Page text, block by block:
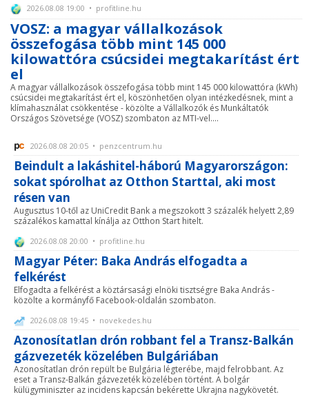
2026.08.08 19:00 • profitline.hu
VOSZ: a magyar vállalkozások
összefogása több mint 145 000
kilowattóra csúcsidei megtakarítást ért
el
A magyar vállalkozások összefogása több mint 145 000 kilowattóra (kWh)
csúcsidei megtakarítást ért el, köszönhetően olyan intézkedésnek, mint a
klímahasználat csökkentése - közölte a Vállalkozók és Munkáltatók
Országos Szövetsége (VOSZ) szombaton az MTI-vel....
2026.08.08 20:05 • penzcentrum.hu
Beindult a lakáshitel-háború Magyarországon:
sokat spórolhat az Otthon Starttal, aki most
résen van
Augusztus 10-től az UniCredit Bank a megszokott 3 százalék helyett 2,89
százalékos kamattal kínálja az Otthon Start hitelt.
2026.08.08 20:00 • profitline.hu
Magyar Péter: Baka András elfogadta a
felkérést
Elfogadta a felkérést a köztársasági elnöki tisztségre Baka András -
közölte a kormányfő Facebook-oldalán szombaton.
2026.08.08 19:45 • novekedes.hu
Azonosítatlan drón robbant fel a Transz-Balkán
gázvezeték közelében Bulgáriában
Azonosítatlan drón repült be Bulgária légterébe, majd felrobbant. Az
eset a Transz-Balkán gázvezeték közelében történt. A bolgár
külügyminiszter az incidens kapcsán bekérette Ukrajna nagykövetét.